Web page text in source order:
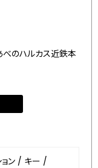
のハルカス近鉄本
ン / キー /